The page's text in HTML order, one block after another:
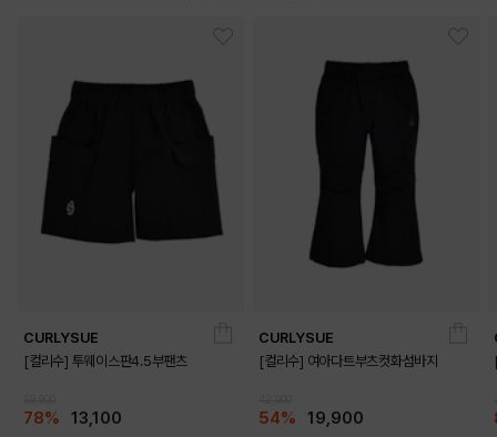
CURLYSUE
[컬리수] 투웨이스판4.5부팬츠
78% 13,100
CURLYSUE
[컬리수] 여아다트부츠컷화섬바지
54% 19,900